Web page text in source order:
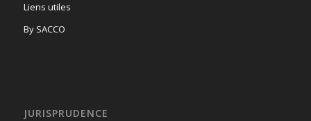
Liens utiles
By SACCO
JURISPRUDENCE